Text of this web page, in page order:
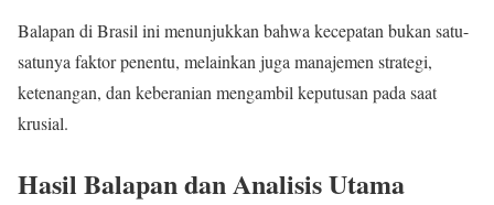
Balapan di Brasil ini menunjukkan bahwa kecepatan bukan satu-
satunya faktor penentu, melainkan juga manajemen strategi,
ketenangan, dan keberanian mengambil keputusan pada saat
krusial.
Hasil Balapan dan Analisis Utama